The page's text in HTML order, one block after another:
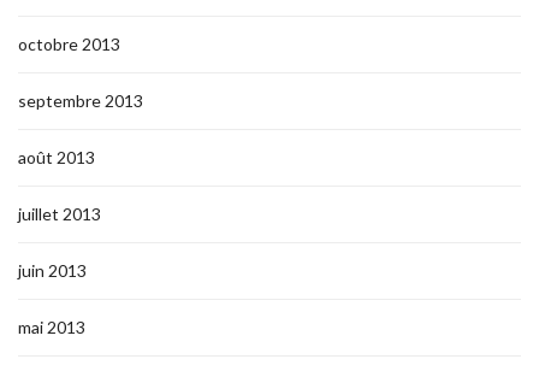
octobre 2013
septembre 2013
août 2013
juillet 2013
juin 2013
mai 2013